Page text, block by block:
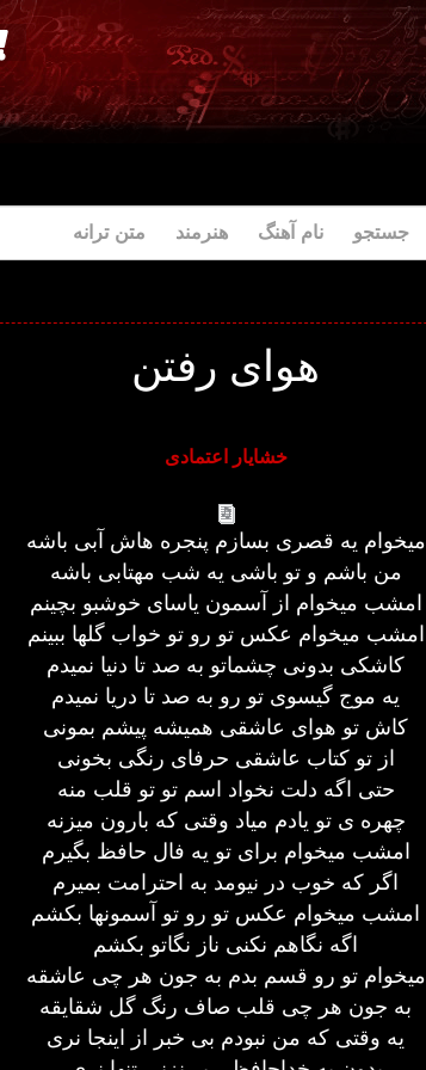
جستجو نام آهنگ هنرمند متن ترانه
هوای رفتن
خشایار اعتمادی
میخوام یه قصری بسازم پنجره هاش آبی باشه
من باشم و تو باشی یه شب مهتابی باشه
امشب میخوام از آسمون یاسای خوشبو بچینم
امشب میخوام عکس تو رو تو خواب گلها ببینم
کاشکی بدونی چشماتو به صد تا دنیا نمیدم
یه موج گیسوی تو رو به صد تا دریا نمیدم
کاش تو هوای عاشقی همیشه پیشم بمونی
از تو کتاب عاشقی حرفای رنگی بخونی
حتی اگه دلت نخواد اسم تو تو قلب منه
چهره ی تو یادم میاد وقتی که بارون میزنه
امشب میخوام برای تو یه فال حافظ بگیرم
اگر که خوب در نیومد به احترامت بمیرم
امشب میخوام عکس تو رو تو آسمونها بکشم
اگه نگاهم نکنی ناز نگاتو بکشم
میخوام تو رو قسم بدم به جون هر چی عاشقه
به جون هر چی قلب صاف رنگ گل شقایقه
یه وقتی که من نبودم بی خبر از اینجا نری